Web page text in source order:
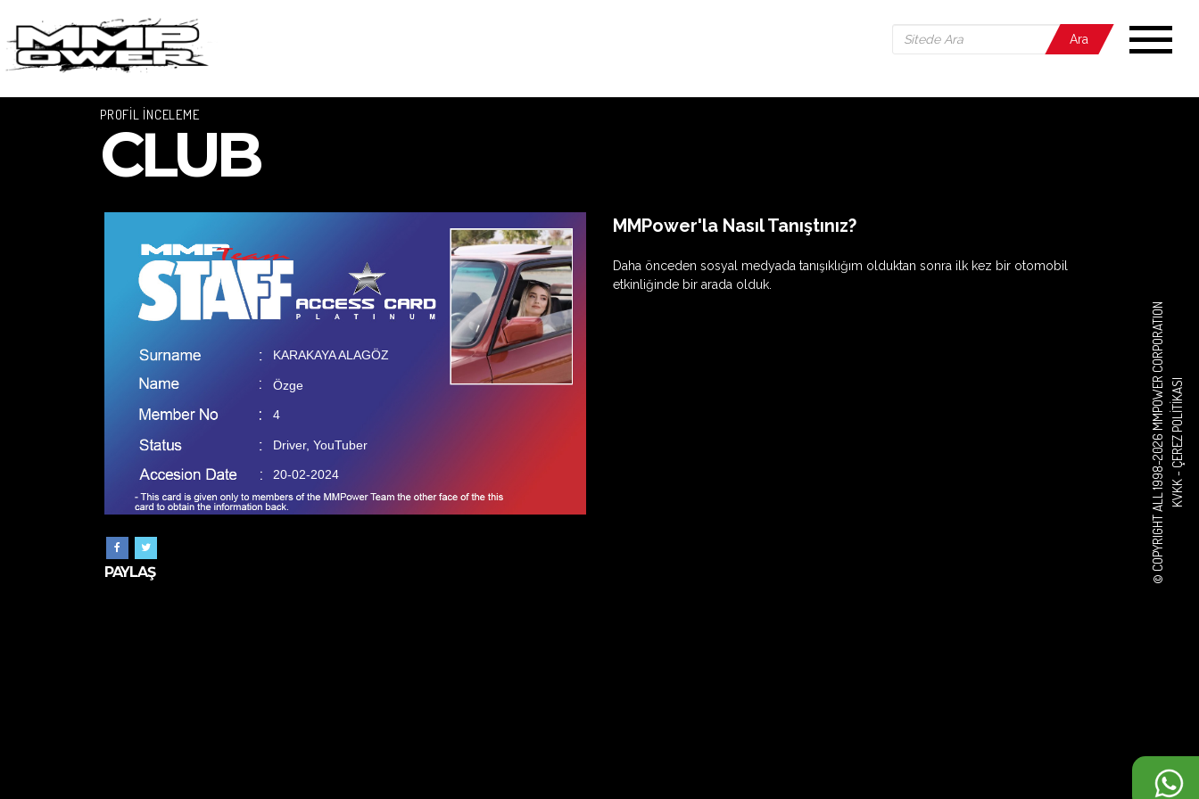
Ara
© COPYRIGHT ALL 1998-2026 MMPOWER CORPORATION KVKK -
ÇEREZ POLITIKASI
PROFİL İNCELEME
CLUB
KARAKAYA ALAGÖZ
Özge
4
Driver, YouTuber
20-02-2024
PAYLAŞ
MMPower'la Nasıl Tanıştınız?
Daha önceden sosyal medyada tanışıklığım olduktan sonra ilk kez bir otomobil
etkinliğinde bir arada olduk.